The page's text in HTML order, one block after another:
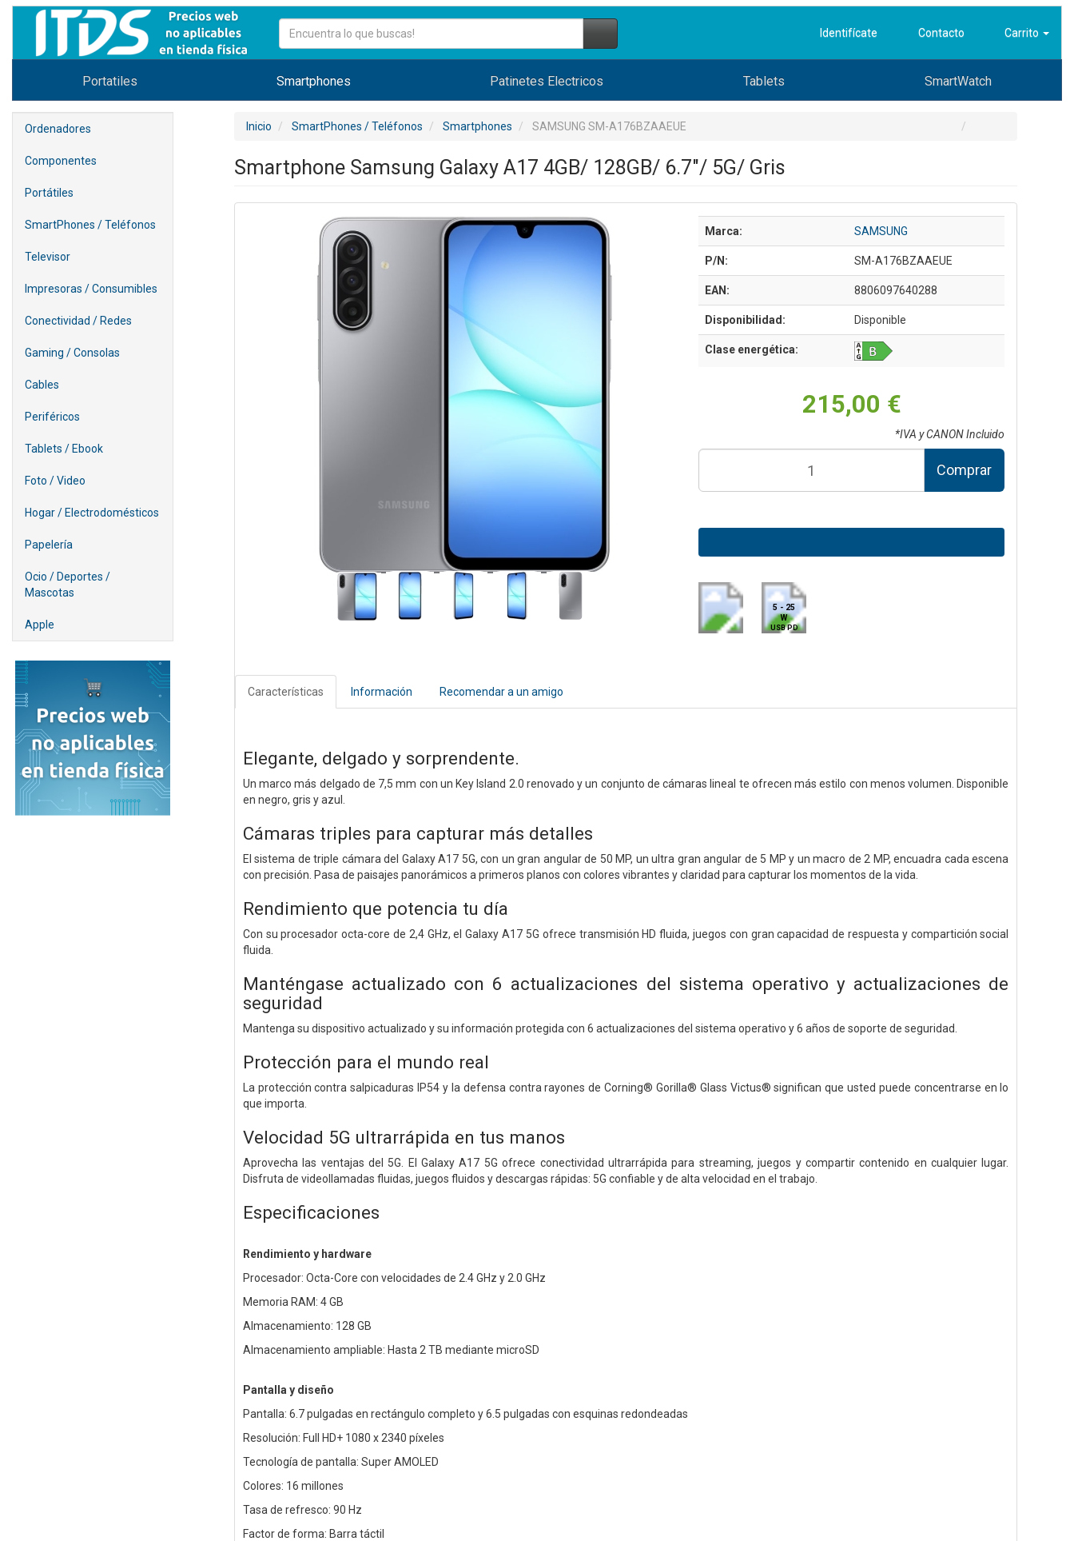
Identifícate Contacto Carrito
Portatiles Smartphones Patinetes Electricos Tablets SmartWatch
Ordenadores
Componentes
Portátiles
SmartPhones / Teléfonos
Televisor
Impresoras / Consumibles
Conectividad / Redes
Gaming / Consolas
Cables
Periféricos
Tablets / Ebook
Foto / Video
Hogar / Electrodomésticos
Papelería
Ocio / Deportes /
Mascotas
Apple
Inicio SmartPhones / Teléfonos Smartphones SAMSUNG SM-A176BZAAEUE
Smartphone Samsung Galaxy A17 4GB/ 128GB/ 6.7"/ 5G/ Gris
Marca: SAMSUNG
P/N: SM-A176BZAAEUE
EAN: 8806097640288
Disponibilidad: Disponible
Clase energética:
215,00 €
*IVA y CANON Incluido
Comprar
5 - 25
W
USB PD
Características Información Recomendar a un amigo
Elegante, delgado y sorprendente.
Un marco más delgado de 7,5 mm con un Key Island 2.0 renovado y un conjunto de cámaras lineal te ofrecen más estilo con menos volumen. Disponible
en negro, gris y azul.
Cámaras triples para capturar más detalles
El sistema de triple cámara del Galaxy A17 5G, con un gran angular de 50 MP, un ultra gran angular de 5 MP y un macro de 2 MP, encuadra cada escena
con precisión. Pasa de paisajes panorámicos a primeros planos con colores vibrantes y claridad para capturar los momentos de la vida.
Rendimiento que potencia tu día
Con su procesador octa-core de 2,4 GHz, el Galaxy A17 5G ofrece transmisión HD fluida, juegos con gran capacidad de respuesta y compartición social
fluida.
Manténgase actualizado con 6 actualizaciones del sistema operativo y actualizaciones de
seguridad
Mantenga su dispositivo actualizado y su información protegida con 6 actualizaciones del sistema operativo y 6 años de soporte de seguridad.
Protección para el mundo real
La protección contra salpicaduras IP54 y la defensa contra rayones de Corning® Gorilla® Glass Victus® significan que usted puede concentrarse en lo
que importa.
Velocidad 5G ultrarrápida en tus manos
Aprovecha las ventajas del 5G. El Galaxy A17 5G ofrece conectividad ultrarrápida para streaming, juegos y compartir contenido en cualquier lugar.
Disfruta de videollamadas fluidas, juegos fluidos y descargas rápidas: 5G confiable y de alta velocidad en el trabajo.
Especificaciones
Rendimiento y hardware
Procesador: Octa-Core con velocidades de 2.4 GHz y 2.0 GHz
Memoria RAM: 4 GB
Almacenamiento: 128 GB
Almacenamiento ampliable: Hasta 2 TB mediante microSD
Pantalla y diseño
Pantalla: 6.7 pulgadas en rectángulo completo y 6.5 pulgadas con esquinas redondeadas
Resolución: Full HD+ 1080 x 2340 píxeles
Tecnología de pantalla: Super AMOLED
Colores: 16 millones
Tasa de refresco: 90 Hz
Factor de forma: Barra táctil